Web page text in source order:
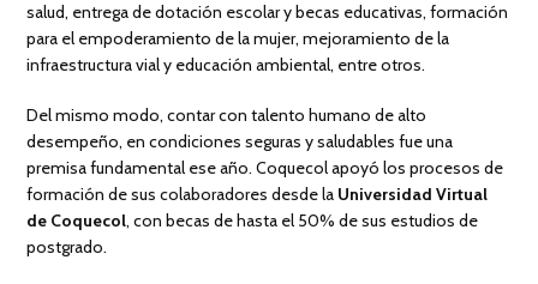
salud, entrega de dotación escolar y becas educativas, formación
para el empoderamiento de la mujer, mejoramiento de la
infraestructura vial y educación ambiental, entre otros.
Del mismo modo, contar con talento humano de alto
desempeño, en condiciones seguras y saludables fue una
premisa fundamental ese año. Coquecol apoyó los procesos de
formación de sus colaboradores desde la Universidad Virtual
de Coquecol, con becas de hasta el 50% de sus estudios de
postgrado.